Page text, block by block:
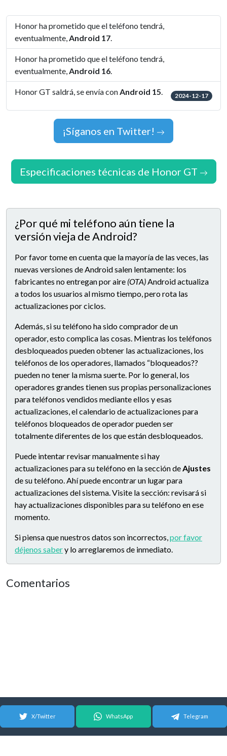
Honor ha prometido que el teléfono tendrá,
eventualmente,Android 17.
Honor ha prometido que el teléfono tendrá,
eventualmente,Android 16.
Honor GT saldrá, se envía conAndroid 15. 2024-12-17
¡Síganos en Twitter!
Especificaciones técnicas de Honor GT
¿Por qué mi teléfono aún tiene la
versión vieja de Android?
Por favor tome en cuenta que la mayoría de las veces, las
nuevas versiones de Android salen lentamente: los
fabricantes no entregan por aire (OTA)Android actualiza
a todos los usuarios al mismo tiempo, pero rota las
actualizaciones por ciclos.
Además, si su teléfono ha sido comprador de un
operador, esto complica las cosas. Mientras los teléfonos
desbloqueados pueden obtener las actualizaciones, los
teléfonos de los operadores, llamados “bloqueados??
pueden no tener la misma suerte. Por lo general, los
operadores grandes tienen sus propias personalizaciones
para teléfonos vendidos mediante ellos y esas
actualizaciones, el calendario de actualizaciones para
teléfonos bloqueados de operador pueden ser
totalmente diferentes de los que están desbloqueados.
Puede intentar revisar manualmente si hay
actualizaciones para su teléfono en la sección deAjustes
de su teléfono. Ahí puede encontrar un lugar para
actualizaciones del sistema. Visite la sección: revisará si
hay actualizaciones disponibles para su teléfono en ese
momento.
Si piensa que nuestros datos son incorrectos,por favor
déjenos sabery lo arreglaremos de inmediato.
Comentarios
X/Twitter WhatsApp Telegram